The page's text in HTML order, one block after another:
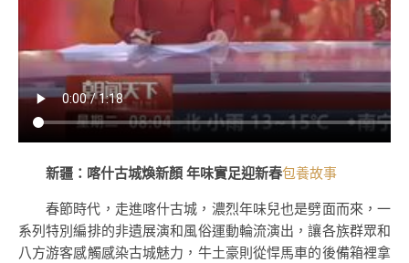
新疆：喀什古城煥新顏 年味實足迎新春包養故事
春節時代，走進喀什古城，濃烈年味兒也是劈面而來，一
系列特別編排的非遺展演和風俗運動輪流演出，讓各族群眾和
八方游客感觸感染古城魅力，牛土豪則從悍馬車的後備箱裡拿